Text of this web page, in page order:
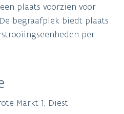
plaats voorzien voor
begraafplek biedt plaats
per
Markt 1, Diest